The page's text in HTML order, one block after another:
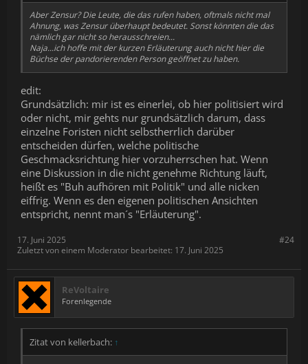
Aber Zensur? Die Leute, die das rufen haben, oftmals nicht mal
Ahnung, was Zensur überhaupt bedeutet. Sonst könnten die das
nämlich gar nicht so herausschreien...
Naja...ich hoffe mit der kurzen Erläuterung auch nicht hier die
Büchse der pandorierenden Person geöffnet zu haben.
edit:
Grundsätzlich: mir ist es einerlei, ob hier politisiert wird
oder nicht, mir gehts nur grundsätzlich darum, dass
einzelne Foristen nicht selbstherrlich darüber
entscheiden dürfen, welche politische
Geschmacksrichtung hier vorzuherrschen hat. Wenn
eine Diskussion in die nicht genehme Richtung läuft,
heißt es "Buh aufhören mit Politik" und alle nicken
eiffrig. Wenn es den eigenen politischen Ansichten
entspricht, nennt man´s "Erläuterung".
#24
17. Juni 2025
Zuletzt von einem Moderator bearbeitet: 17. Juni 2025
ReVoltaire
Forenlegende
Zitat von kellerbach: ↑